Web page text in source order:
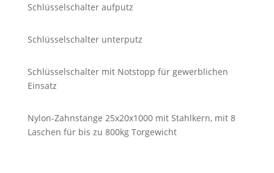
Schlüsselschalter aufputz
Schlüsselschalter unterputz
Schlüsselschalter mit Notstopp für gewerblichen
Einsatz
Nylon-Zahnstange 25x20x1000 mit Stahlkern, mit 8
Laschen für bis zu 800kg Torgewicht